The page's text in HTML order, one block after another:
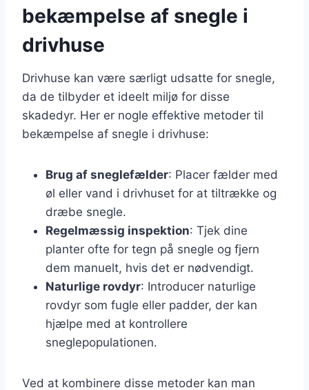
bekæmpelse af snegle i
drivhuse
Drivhuse kan være særligt udsatte for snegle,
da de tilbyder et ideelt miljø for disse
skadedyr. Her er nogle effektive metoder til
bekæmpelse af snegle i drivhuse:
Brug af sneglefælder: Placer fælder med
øl eller vand i drivhuset for at tiltrække og
dræbe snegle.
Regelmæssig inspektion: Tjek dine
planter ofte for tegn på snegle og fjern
dem manuelt, hvis det er nødvendigt.
Naturlige rovdyr: Introducer naturlige
rovdyr som fugle eller padder, der kan
hjælpe med at kontrollere
sneglepopulationen.
Ved at kombinere disse metoder kan man